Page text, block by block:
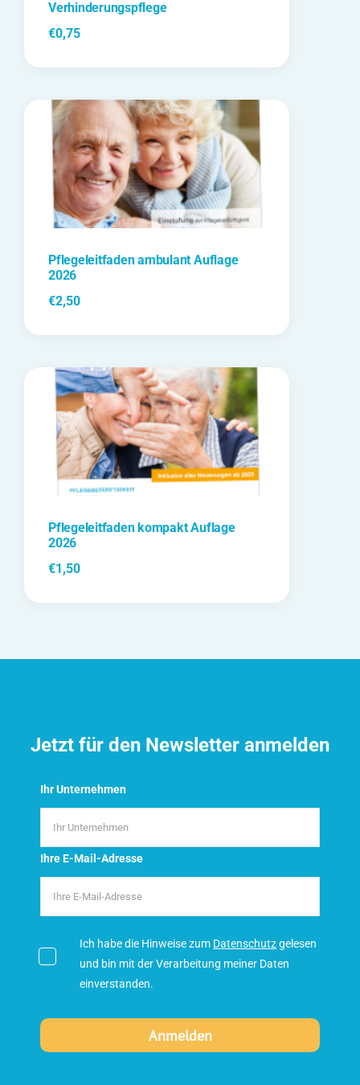
Verhinderungspflege
€0,75
Pflegeleitfaden ambulant Auflage
2026
€2,50
Pflegeleitfaden kompakt Auflage
2026
€1,50
Jetzt für den Newsletter anmelden
Ihr Unternehmen
Ihre E-Mail-Adresse
Ich habe die Hinweise zum Datenschutzgelesen
und bin mit der Verarbeitung meiner Daten
einverstanden.